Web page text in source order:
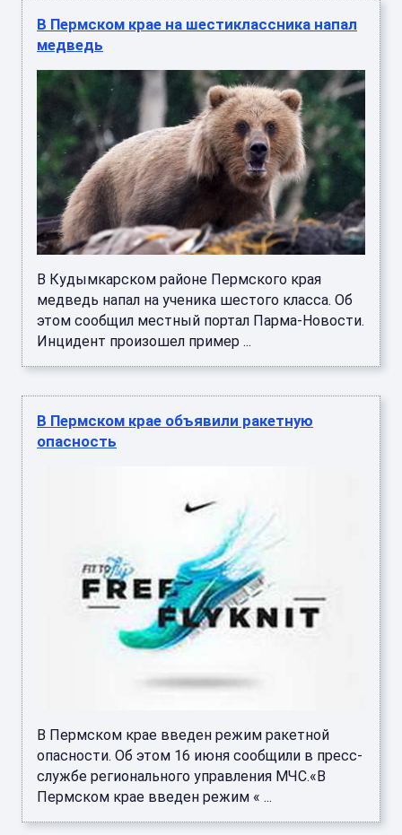
В Пермском крае на шестиклассника напал
медведь
В Кудымкарском районе Пермского края
медведь напал на ученика шестого класса. Об
этом сообщил местный портал Парма-Новости.
Инцидент произошел пример ...
В Пермском крае объявили ракетную
опасность
В Пермском крае введен режим ракетной
опасности. Об этом 16 июня сообщили в пресс-
службе регионального управления МЧС.«В
Пермском крае введен режим « ...